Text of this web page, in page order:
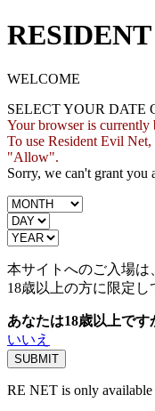
WELCOME
SELECT YOUR DATE
Your browser is currently
To use Resident Evil
"Allow".
Sorry, we can't grant you
本サイトへのご入場は
18歳以上の方に限定し
あなたは18歳以上です
いいえ
RE NET is only available